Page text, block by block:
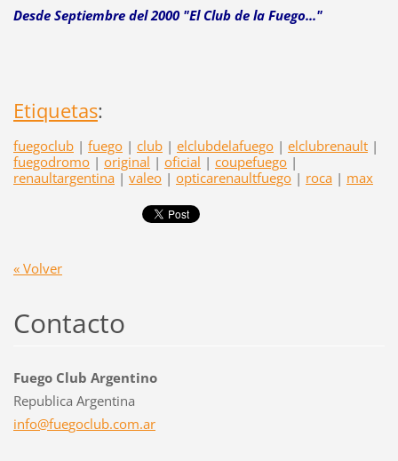
Desde Septiembre del 2000 "El Club de la Fuego..."
Etiquetas:
fuegoclub | fuego | club | elclubdelafuego | elclubrenault |
fuegodromo | original | oficial | coupefuego |
renaultargentina | valeo | opticarenaultfuego | roca | max
« Volver
Contacto
Fuego Club Argentino
Republica Argentina
info@fuegoclub.com.ar